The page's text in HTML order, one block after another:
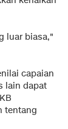
luar biasa,"
capaian
lain dapat
tentang